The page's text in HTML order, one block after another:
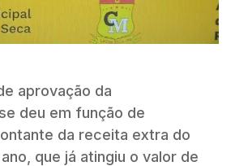
aprovação da
deu em função de
da receita extra do
que já atingiu o valor de